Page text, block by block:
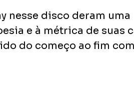
nesse disco deram uma
e à métrica de suas
do começo ao fim